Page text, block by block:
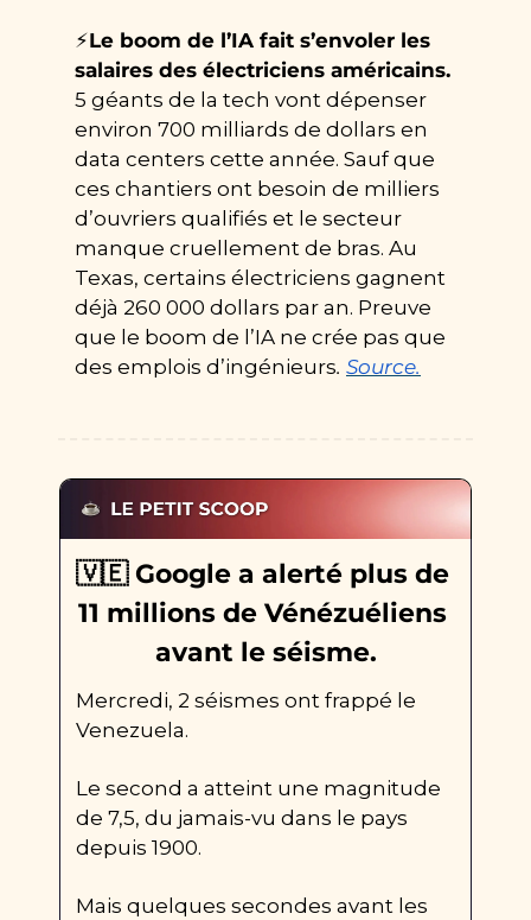
⚡Le boom de l’IA fait s’envoler les
5 géants de la tech vont dépenser
environ 700 milliards de dollars en
data centers cette année. Sauf que
ces chantiers ont besoin de milliers
d’ouvriers qualifiés et le secteur
manque cruellement de bras. Au
Texas, certains électriciens gagnent
déjà 260 000 dollars par an. Preuve
que le boom de l’IA ne crée pas que
des emplois d’ingénieurs. Source.
🇻🇪 Google a alerté plus de
11 millions de Vénézuéliens
avant le séisme.
Mercredi, 2 séismes ont frappé le
Venezuela.
Le second a atteint une magnitude
de 7,5, du jamais-vu dans le pays
depuis 1900.
Mais quelques secondes avant les